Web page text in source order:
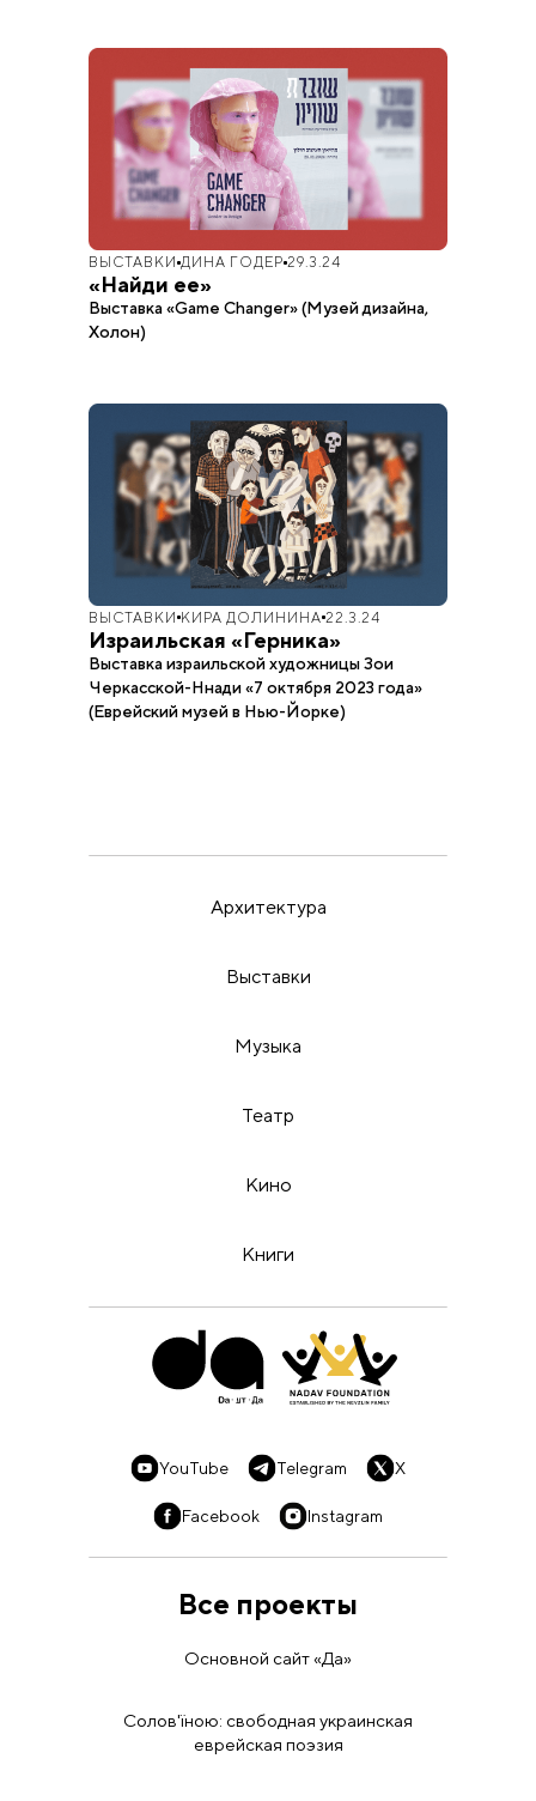
ВЫСТАВКИ ДИНА ГОДЕР 29.3.24
«Найди ее»
Выставка «Game Changer» (Музей дизайна,
Холон)
ВЫСТАВКИ КИРА ДОЛИНИНА 22.3.24
Израильская «Герника»
Выставка израильской художницы Зои
Черкасской-Ннади «7 октября 2023 года»
(Еврейский музей в Нью-Йорке)
Архитектура
Выставки
Музыка
Театр
Кино
Книги
YouTube Telegram X
Facebook Instagram
Все проекты
Основной сайт «Да»
Солов'їною: свободная украинская
еврейская поэзия